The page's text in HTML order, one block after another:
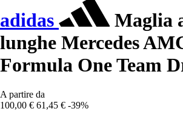
adidas
Maglia
lunghe Mercedes
Formula One Team
A partire da
100,00 € 61,45 € -39%